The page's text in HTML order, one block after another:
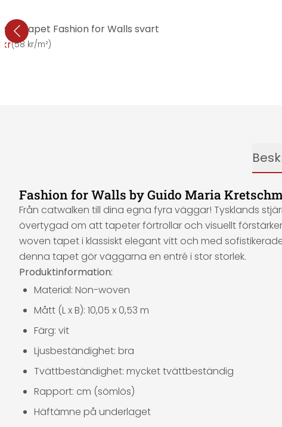
tapet Fashion for Walls svart
kr(58 kr/m²)
Fashion for Walls by Guido Maria
Från catwalken till dina egna fyra väggar! Tysklands
övertygad om att tapeter förtrollar och visuellt
woven tapet i klassiskt elegant vitt och med
denna tapet gör väggarna en entré i stor storlek.
Produktinformation:
Material: Non-woven
Mått (L x B): 10,05 x 0,53 m
Färg: vit
Ljusbeständighet: bra
Tvättbeständighet: mycket tvättbeständig
Rapport: cm (sömlös)
Häftämne på underlaget